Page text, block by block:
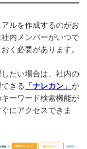
ルを作成するのがお
内メンバーがいつで
く必要があります。
たい場合は、社内の
きる
「ナレカン」 が
ーワード検索機能が
にアクセスできま